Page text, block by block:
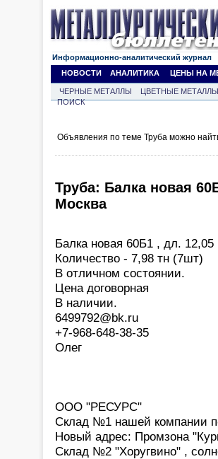
Информационно-аналитический журнал
НОВОСТИ
АНАЛИТИКА ЦЕНЫ НА
ЧЕРНЫЕ МЕТАЛЛЫ ЦВЕТНЫЕ МЕТАЛЛЫ
ПОИСК
Объявления по теме Труба можно
Труба: Балка новая
Москва
Балка новая 60Б1 , дл. 12,05
Количество - 7,98 тн (7шт)
В отличном состоянии.
Цена договорная
В наличии.
6499792@bk.ru
+7-968-648-38-35
Олег
ООО "РЕСУРС"
Склад №1 нашей компании
Новый адрес: Промзона
Склад №2 "Хоругвино" ,